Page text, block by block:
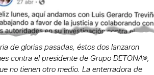
de glorias pasadas, éstos dos lanzaron
contra el presidente de Grupo DETONA®,
no tienen otro medio. La enterradora de